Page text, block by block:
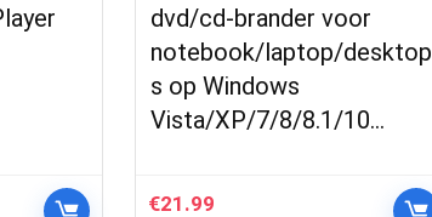
dvd/cd-brander voor
notebook/laptop/desktop
s op Windows
Vista/XP/7/8/8.1/10…
€21.99